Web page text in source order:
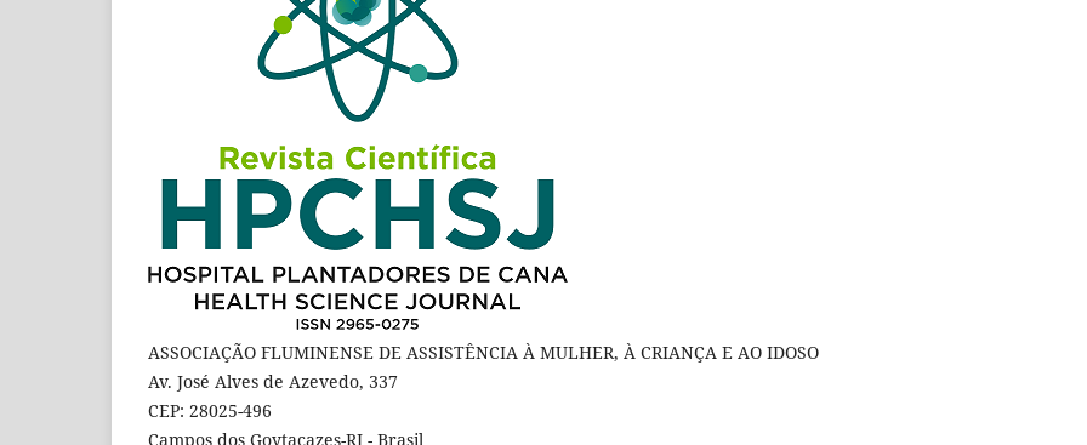
ASSOCIAÇÃO FLUMINENSE DE ASSISTÊNCIA À MULHER, À CRIANÇA E AO IDOSO
Av. José Alves de Azevedo, 337
CEP: 28025-496
Campos dos Goytacazes-RJ - Brasil